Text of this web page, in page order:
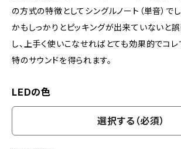
の方式の特徴としてシングルノート（単音）で
かもしっかりとピッキングが出来ていないと誤
し、上手く使いこなせればとても効果的でコ
特のサウンドを得られます。
LEDの色
選択する（必須）